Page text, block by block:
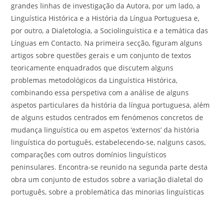
grandes linhas de investigação da Autora, por um lado, a
Linguística Histórica e a História da Língua Portuguesa e,
por outro, a Dialetologia, a Sociolinguística e a temática das
Línguas em Contacto. Na primeira secção, figuram alguns
artigos sobre questões gerais e um conjunto de textos
teoricamente enquadrados que discutem alguns
problemas metodológicos da Linguística Histórica,
combinando essa perspetiva com a análise de alguns
aspetos particulares da história da língua portuguesa, além
de alguns estudos centrados em fenómenos concretos de
mudança linguística ou em aspetos ‘externos’ da história
linguística do português, estabelecendo-se, nalguns casos,
comparações com outros domínios linguísticos
peninsulares. Encontra-se reunido na segunda parte desta
obra um conjunto de estudos sobre a variação dialetal do
português, sobre a problemática das minorias linguísticas